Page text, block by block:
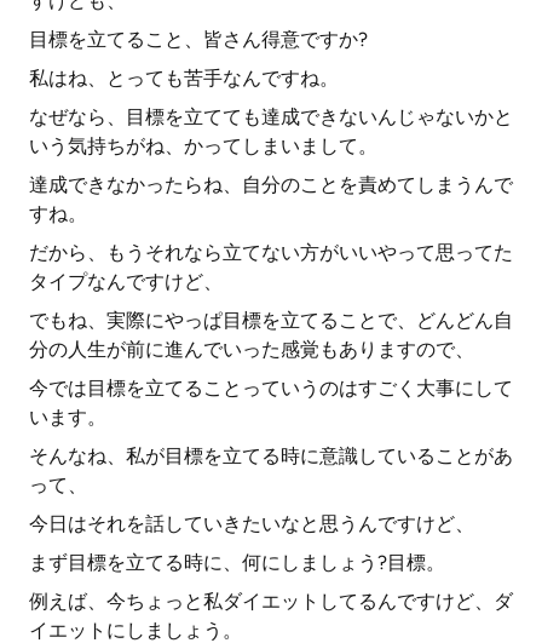
目標を立てること、皆さん得意ですか?
私はね、とっても苦手なんですね。
なぜなら、目標を立てても達成できないんじゃないかと
いう気持ちがね、かってしまいまして。
達成できなかったらね、自分のことを責めてしまうんで
すね。
だから、もうそれなら立てない方がいいやって思ってた
タイプなんですけど、
でもね、実際にやっぱ目標を立てることで、どんどん自
分の人生が前に進んでいった感覚もありますので、
今では目標を立てることっていうのはすごく大事にして
います。
そんなね、私が目標を立てる時に意識していることがあ
って、
今日はそれを話していきたいなと思うんですけど、
まず目標を立てる時に、何にしましょう?目標。
例えば、今ちょっと私ダイエットしてるんですけど、ダ
イエットにしましょう。